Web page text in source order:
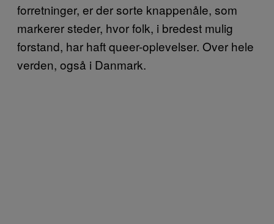
forretninger, er der sorte knappenåle, som
markerer steder, hvor folk, i bredest mulig
forstand, har haft queer-oplevelser. Over hele
verden, også i Danmark.